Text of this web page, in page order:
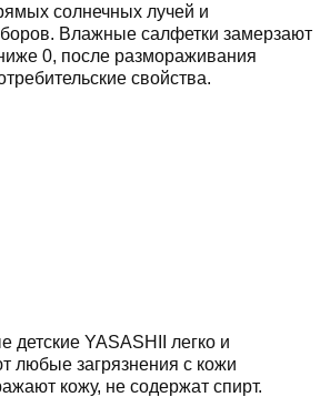
солнечных лучей и
Влажные салфетки замерзают
0, после размораживания
свойства.
YASASHII легко и
любые загрязнения с кожи
кожу, не содержат спирт.